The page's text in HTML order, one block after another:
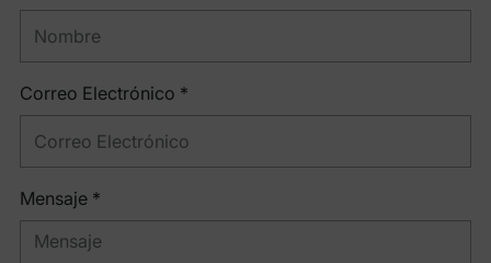
Correo Electrónico *
Mensaje *